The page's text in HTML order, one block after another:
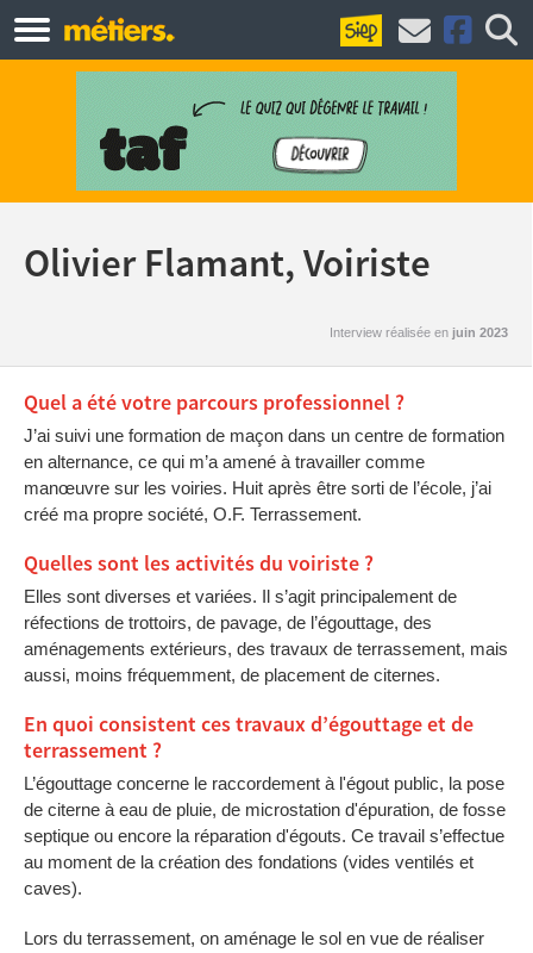
Olivier Flamant, Voiriste
Interview réalisée en juin 2023
Quel a été votre parcours professionnel ?
J’ai suivi une formation de maçon dans un centre de formation
en alternance, ce qui m’a amené à travailler comme
manœuvre sur les voiries. Huit après être sorti de l’école, j’ai
créé ma propre société, O.F. Terrassement.
Quelles sont les activités du voiriste ?
Elles sont diverses et variées. Il s’agit principalement de
réfections de trottoirs, de pavage, de l’égouttage, des
aménagements extérieurs, des travaux de terrassement, mais
aussi, moins fréquemment, de placement de citernes.
En quoi consistent ces travaux d’égouttage et de
terrassement ?
L’égouttage concerne le raccordement à l'égout public, la pose
de citerne à eau de pluie, de microstation d'épuration, de fosse
septique ou encore la réparation d'égouts. Ce travail s’effectue
au moment de la création des fondations (vides ventilés et
caves).
Lors du terrassement, on aménage le sol en vue de réaliser